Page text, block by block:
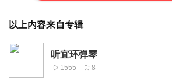
以上内容来自专辑
听宜环弹琴
1555 8